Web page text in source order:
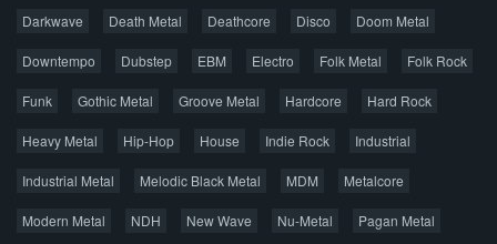
Darkwave Death Metal Deathcore Disco Doom Metal
Downtempo Dubstep EBM Electro Folk Metal Folk Rock
Funk Gothic Metal Groove Metal Hardcore Hard Rock
Heavy Metal Hip-Hop House Indie Rock Industrial
Industrial Metal Melodic Black Metal MDM Metalcore
Modern Metal NDH New Wave Nu-Metal Pagan Metal
Главная Поиск по сайту
Карта сайта
Джаз
Метал Поп Рэп Рок Шансон
Весь материал выложен для ознакомления, после